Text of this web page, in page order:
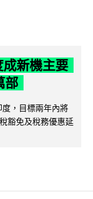
新機主要
部
，目標兩年內將
豁免及稅務優惠延